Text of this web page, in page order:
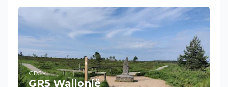
GR5M
GR5 Wallonië